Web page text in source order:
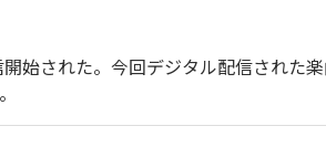
開始された。今回デジタル配信された楽